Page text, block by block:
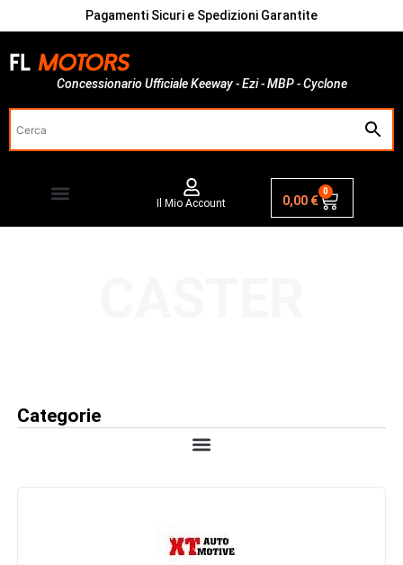
Pagamenti Sicuri e Spedizioni Garantite
Concessionario Ufficiale Keeway - Ezi - MBP - Cyclone
Il Mio Account 0,00 €
0
Categorie